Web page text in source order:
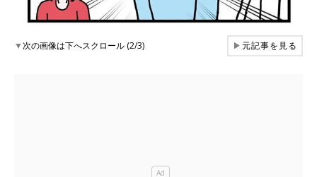
▼次の画像は下へスクロール (2/3) ▶元記事を見る